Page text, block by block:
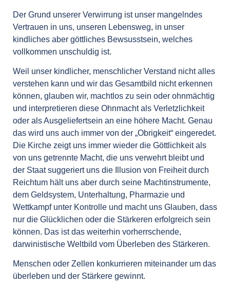
Der Grund unserer Verwirrung ist unser mangelndes
Vertrauen in uns, unseren Lebensweg, in unser
kindliches aber göttliches Bewsusstsein, welches
vollkommen unschuldig ist.
Weil unser kindlicher, menschlicher Verstand nicht alles
verstehen kann und wir das Gesamtbild nicht erkennen
können, glauben wir, machtlos zu sein oder ohnmächtig
und interpretieren diese Ohnmacht als Verletzlichkeit
oder als Ausgeliefertsein an eine höhere Macht. Genau
das wird uns auch immer von der „Obrigkeit“ eingeredet.
Die Kirche zeigt uns immer wieder die Göttlichkeit als
von uns getrennte Macht, die uns verwehrt bleibt und
der Staat suggeriert uns die Illusion von Freiheit durch
Reichtum hält uns aber durch seine Machtinstrumente,
dem Geldsystem, Unterhaltung, Pharmazie und
Wettkampf unter Kontrolle und macht uns Glauben, dass
nur die Glücklichen oder die Stärkeren erfolgreich sein
können. Das ist das weiterhin vorherrschende,
darwinistische Weltbild vom Überleben des Stärkeren.
Menschen oder Zellen konkurrieren miteinander um das
überleben und der Stärkere gewinnt.